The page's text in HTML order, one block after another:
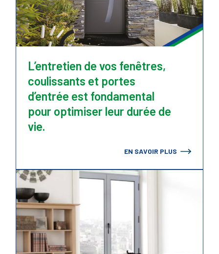
L’entretien de vos fenêtres,
coulissants et portes
d’entrée est fondamental
pour optimiser leur durée de
vie.
EN SAVOIR PLUS